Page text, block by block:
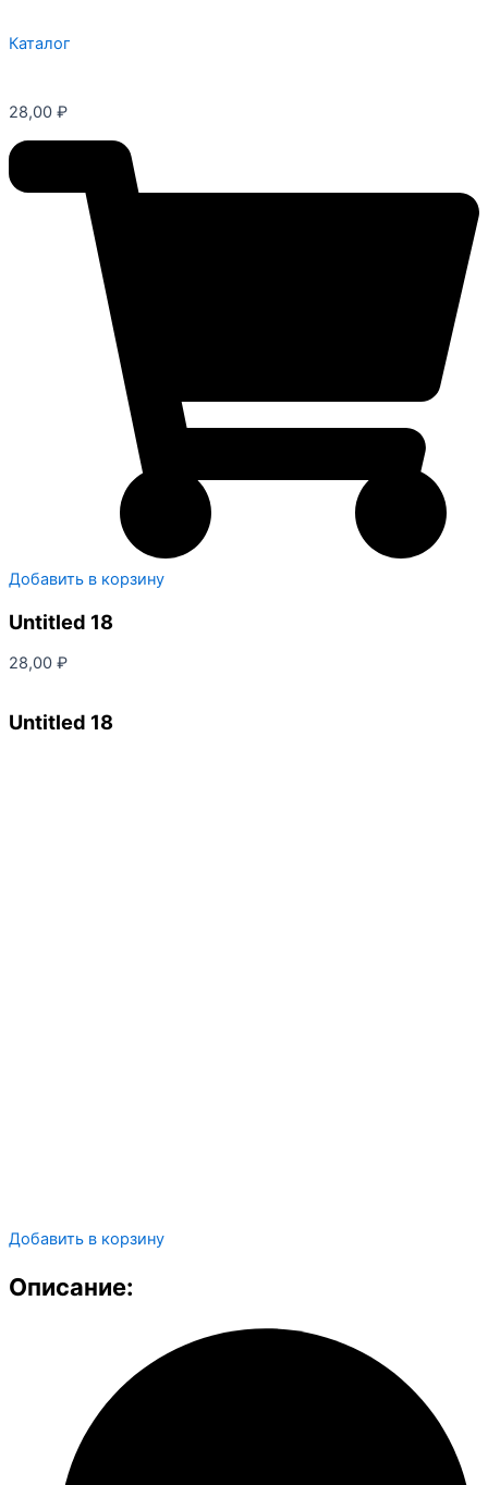
Каталог
28,00 ₽
Добавить в корзину
Untitled 18
28,00 ₽
Untitled 18
Добавить в корзину
Описание: